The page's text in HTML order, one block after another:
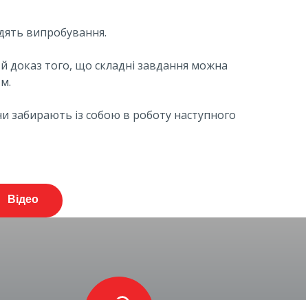
випробування.
доказ того, що складні завдання можна
забирають із собою в роботу наступного
Відео